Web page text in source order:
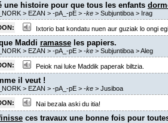
une histoire pour que tous les enfants
> EZAN > -pA_-pE> -ke> Subjuntiboa > Irag
Ixtorio bat kondatu nuen aur guziak lo ongi
Maddi ramasseles papiers.
> EZAN > -pA_-pE> -ke> Subjuntiboa >Aleg
Peiok nai luke Maddik paperak biltzia.
il veut !
> EZAN > -pA_-pE> -ke> Jusiboa
Nai bezala aski du itia!
ces travaux une bonne fois pour